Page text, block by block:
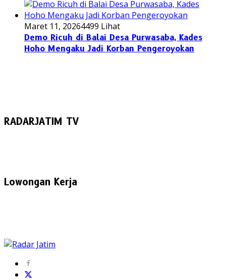
Maret 11, 20264499 Lihat
Demo Ricuh di Balai Desa Purwasaba, Kades
Hoho Mengaku Jadi Korban Pengeroyokan
RADARJATIM TV
Lowongan Kerja